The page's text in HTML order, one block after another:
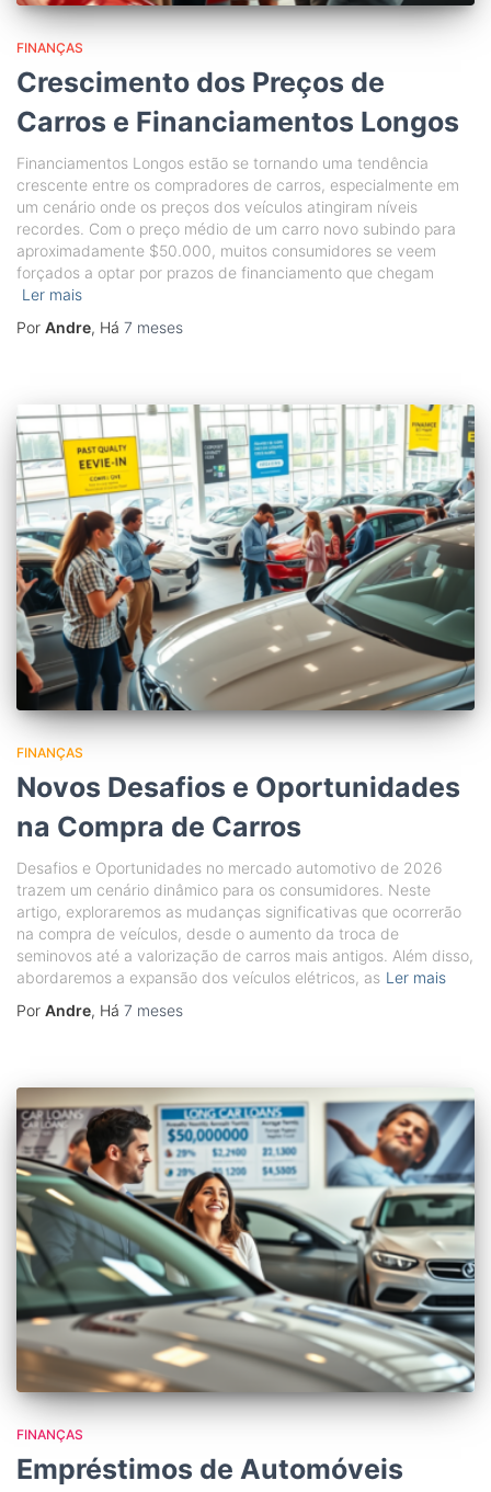
FINANÇAS
Crescimento dos Preços de
Carros e Financiamentos Longos
Financiamentos Longos estão se tornando uma tendência
crescente entre os compradores de carros, especialmente em
um cenário onde os preços dos veículos atingiram níveis
recordes. Com o preço médio de um carro novo subindo para
aproximadamente $50.000, muitos consumidores se veem
forçados a optar por prazos de financiamento que chegam
Ler mais
Por Andre, Há 7 meses
FINANÇAS
Novos Desafios e Oportunidades
na Compra de Carros
Desafios e Oportunidades no mercado automotivo de 2026
trazem um cenário dinâmico para os consumidores. Neste
artigo, exploraremos as mudanças significativas que ocorrerão
na compra de veículos, desde o aumento da troca de
seminovos até a valorização de carros mais antigos. Além disso,
abordaremos a expansão dos veículos elétricos, as Ler mais
Por Andre, Há 7 meses
FINANÇAS
Empréstimos de Automóveis